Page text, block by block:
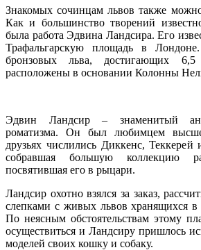
Знакомых сочинцам львов также
Как и большинство творений
была работа Эдвина Ландсира. Его
Трафальгарскую площадь в
бронзовых льва, достигающих
расположены в основании Колонны
Эдвин Ландсир – знаменитый
роматизма. Он был любимцем
друзьях числились Диккенс, Теккерей
собравшая большую коллекцию
посвятившая его в рыцари.
Ландсир охотно взялся за заказ,
слепками с живых львов хранящихся в
По неясным обстоятельствам этому
осуществиться и Ландсиру пришлось
моделей своих кошку и собаку.